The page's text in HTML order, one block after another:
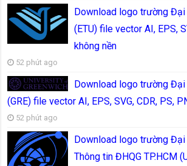
Download logo trường Đại
(ETU) file vector AI, EPS,
không nền
52 phút ago
Download logo trường Đại
(GRE) file vector AI, EPS, SVG, CDR, PS,
52 phút ago
Download logo trường Đại
Thông tin ĐHQG TP.HCM